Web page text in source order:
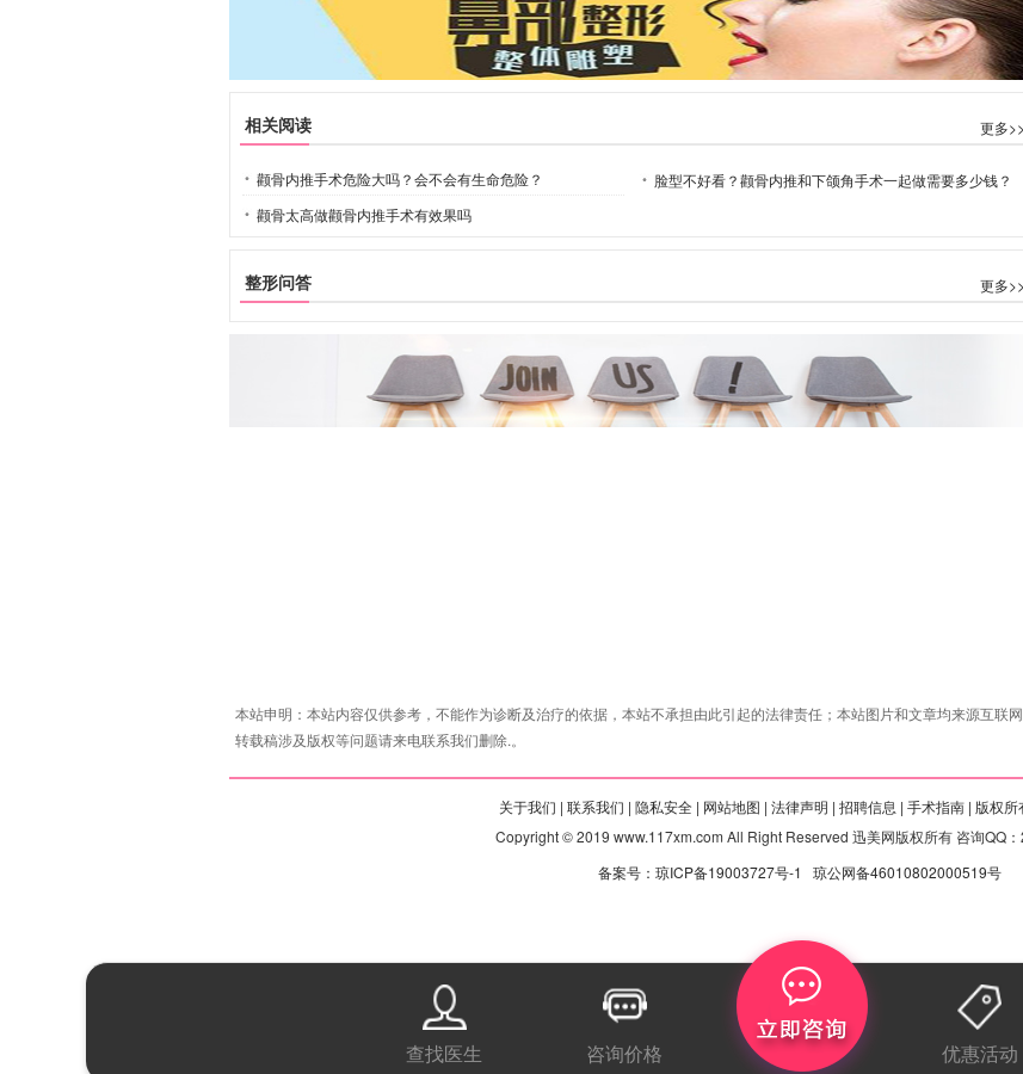
相关阅读 更多>>
颧骨内推手术危险大吗？会不会有生命危险？
脸型不好看？颧骨内推和下颌角手术一起做需要多少钱？
颧骨太高做颧骨内推手术有效果吗
整形问答 更多>>
本站申明：本站内容仅供参考，不能作为诊断及治疗的依据，本站不承担由此引起的法律责任；本站图片和文章均来源互联
转载稿涉及版权等问题请来电联系我们删除.。
关于我们 | 联系我们 | 隐私安全 | 网站地图 | 法律声明 | 招聘信息 | 手术指南 | 版权所
Copyright © 2019 www.117xm.com All Right Reserved 迅美网版权所有 咨询QQ
备案号：琼ICP备19003727号-1
琼公网备46010802000519号
查找医生 咨询价格 优惠活动